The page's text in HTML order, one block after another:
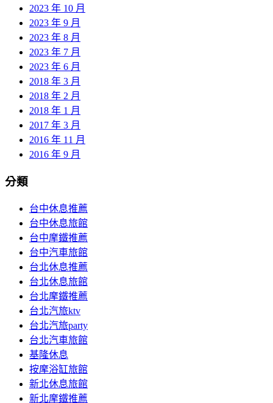
2023 年 10 月
2023 年 9 月
2023 年 8 月
2023 年 7 月
2023 年 6 月
2018 年 3 月
2018 年 2 月
2018 年 1 月
2017 年 3 月
2016 年 11 月
2016 年 9 月
分類
台中休息推薦
台中休息旅館
台中摩鐵推薦
台中汽車旅館
台北休息推薦
台北休息旅館
台北摩鐵推薦
台北汽旅ktv
台北汽旅party
台北汽車旅館
基隆休息
按摩浴缸旅館
新北休息旅館
新北摩鐵推薦